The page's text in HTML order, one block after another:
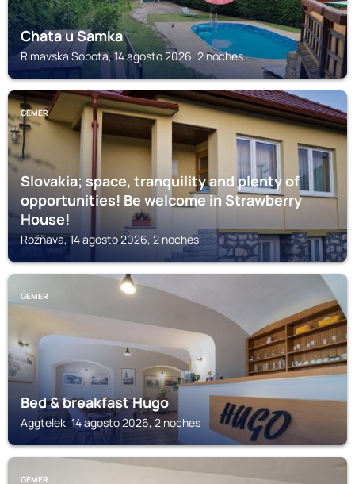
Chata u Samka
Rimavska Sobota, 14 agosto 2026, 2 noches
GEMER
Slovakia; space, tranquility and plenty of
opportunities! Be welcome in Strawberry
House!
Rožňava, 14 agosto 2026, 2 noches
GEMER
Bed & breakfast Hugo
Aggtelek, 14 agosto 2026, 2 noches
GEMER